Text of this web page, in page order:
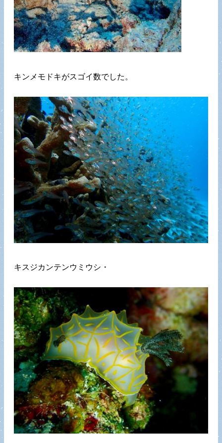
キンメモドキがスゴイ数でした。
キスジカンテンウミウシ・